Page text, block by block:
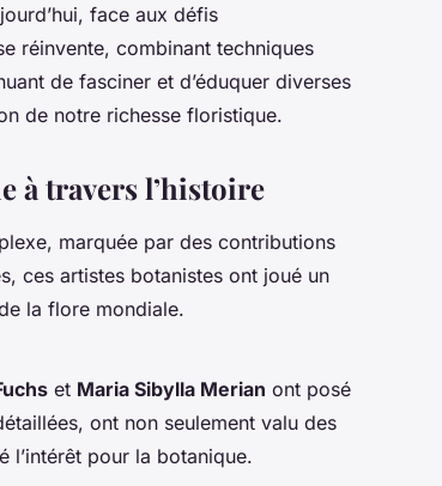
face aux défis
réinvente, combinant techniques
de fasciner et d’éduquer diverses
de notre richesse floristique.
à travers l’histoire
marquée par des contributions
ces artistes botanistes ont joué un
la flore mondiale.
et Maria Sibylla Merian ont posé
ont non seulement valu des
l’intérêt pour la botanique.